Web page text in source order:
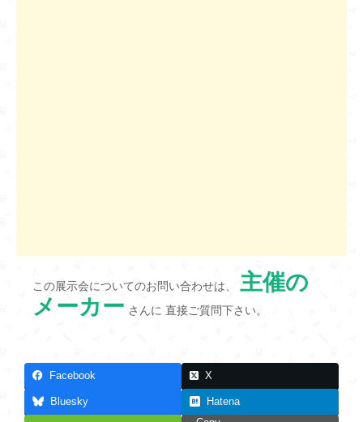
この展示会についてのお問い合わせは、 主催の
メーカー さんに 直接ご質問下さい。
Facebook X
Bluesky Hatena